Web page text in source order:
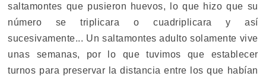
saltamontes que pusieron huevos, lo que hizo que su
número se triplicara o cuadriplicara y así
sucesivamente... Un saltamontes adulto solamente vive
unas semanas, por lo que tuvimos que establecer
turnos para preservar la distancia entre los que habían